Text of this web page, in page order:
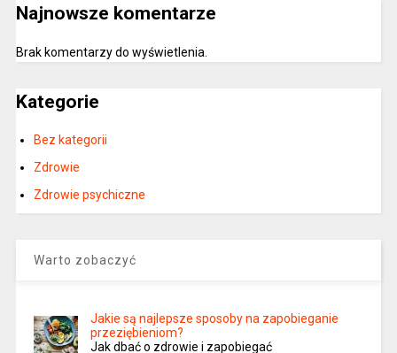
Najnowsze komentarze
Brak komentarzy do wyświetlenia.
Kategorie
Bez kategorii
Zdrowie
Zdrowie psychiczne
Warto zobaczyć
Jakie są najlepsze sposoby na zapobieganie
przeziębieniom?
Jak dbać o zdrowie i zapobiegać